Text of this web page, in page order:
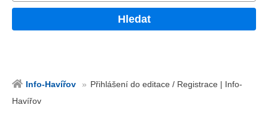
Hledat
Info-Havířov
Přihlášení do editace / Registrace | Info-
Havířov